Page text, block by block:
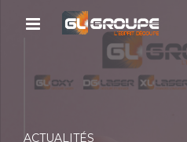
ACTUALITÉS